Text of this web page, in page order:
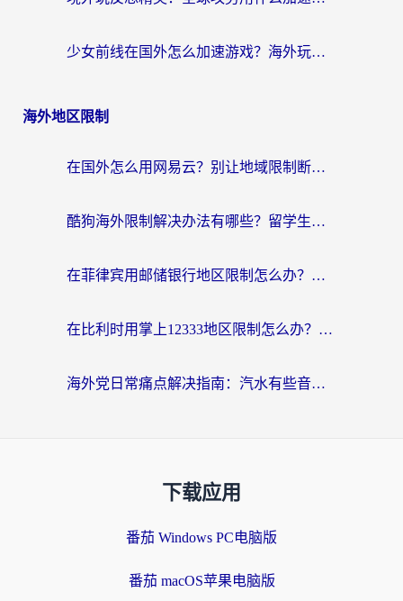
少女前线在国外怎么加速游戏？海外玩家必看的国服游戏畅玩指南
海外地区限制
在国外怎么用网易云？别让地域限制断了你的中文歌单——附听书社交定位解决方案
酷狗海外限制解决办法有哪些？留学生亲测有效的回国加速指南
在菲律宾用邮储银行地区限制怎么办？海外华人必看的回国加速解决方案
在比利时用掌上12333地区限制怎么办？海外华人亲测有效的回国加速方案
海外党日常痛点解决指南：汽水有些音乐在国外无法播放怎么办？
下载应用
番茄 Windows PC电脑版
番茄 macOS苹果电脑版